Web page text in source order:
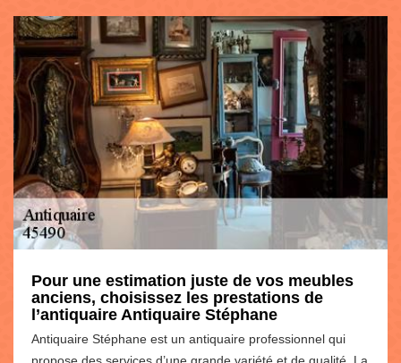
Pour une estimation juste de vos meubles
anciens, choisissez les prestations de
l’antiquaire Antiquaire Stéphane
Antiquaire Stéphane est un antiquaire professionnel qui